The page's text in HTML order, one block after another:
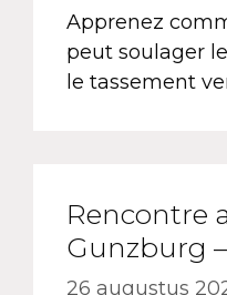
Apprenez
peut soulager
le tassement
Rencontre
Gunzburg
26 augustus